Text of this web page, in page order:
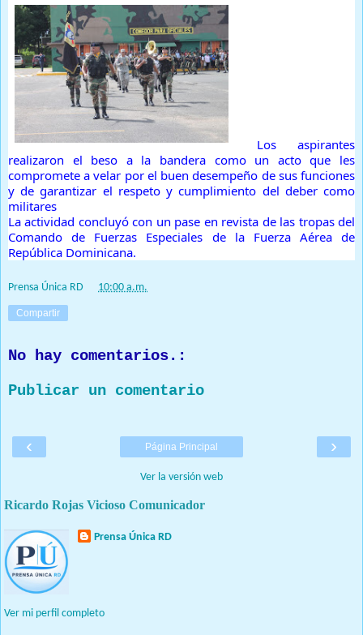
Los aspirantes
realizaron el beso a la bandera como un acto que les
compromete a velar por el buen desempeño de sus funciones
y de garantizar el respeto y cumplimiento del deber como
militares
La actividad concluyó con un pase en revista de las tropas del
Comando de Fuerzas Especiales de la Fuerza Aérea de
República Dominicana.
Prensa Única RD 10:00 a.m.
Compartir
No hay comentarios.:
Publicar un comentario
‹ ›
Página Principal
Ver la versión web
Ricardo Rojas Vicioso Comunicador
Prensa Única RD
Ver mi perfil completo